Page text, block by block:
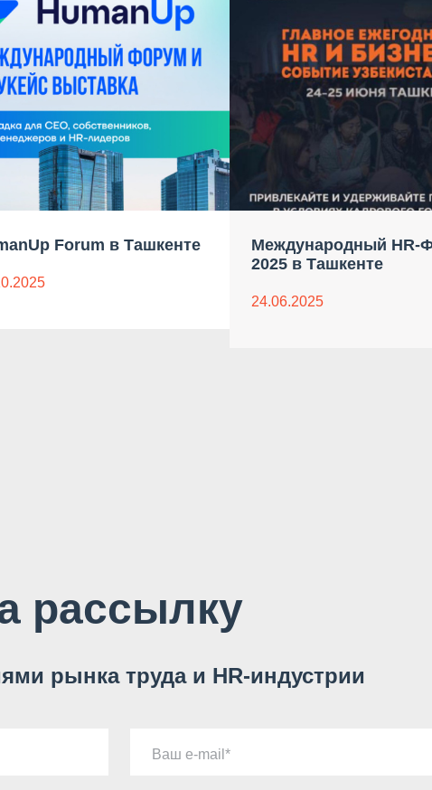
Forum в Ташкенте
Международный HR-
2025 в Ташкенте
24.06.2025
рассылку
рынка труда и HR-индустрии
Ваш e-mail